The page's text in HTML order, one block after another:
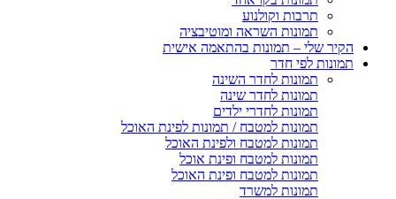
תרבות וקולנוע
תמונות השראה ומוטיבציה
הקיר שלי – תמונות בהתאמה אישית
תמונות לפי חדר
תמונות לחדר השינה
תמונות לחדר שינה
תמונות לחדרי ילדים
תמונות למטבח / תמונות לפינת האוכל
תמונות למטבח ולפינת האוכל
תמונות למטבח ופינת אוכל
תמונות למטבח ופינת האוכל
תמונות למשרד